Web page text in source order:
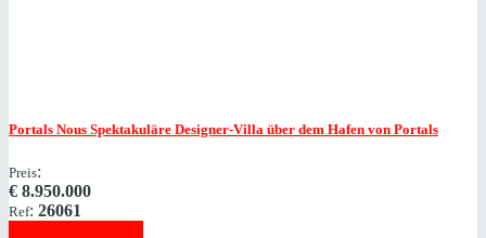
Portals Nous Spektakuläre Designer-Villa über dem Hafen von Portals
Preis:
€ 8.950.000
Ref: 26061